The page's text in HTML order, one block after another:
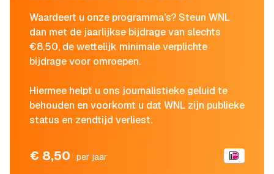
Waardeert u onze programma's? Steun WNL
dan met de jaarlijkse bijdrage van slechts
€8,50, de wettelijk minimale verplichte
bijdrage voor omroepen.
Hiermee helpt u ons journalistieke geluid te
behouden en voorkomt u dat WNL zijn publieke
status en zendtijd verliest.
€ 8,50 per jaar